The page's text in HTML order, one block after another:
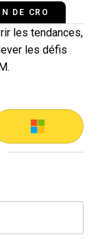
DE CRO
les tendances,
les défis